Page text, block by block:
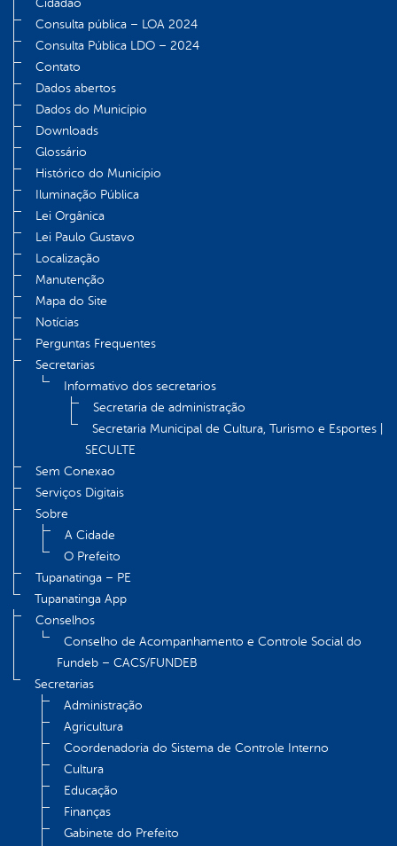
Cidadão
Consulta pública – LOA 2024
Consulta Pública LDO – 2024
Contato
Dados abertos
Dados do Município
Downloads
Glossário
Histórico do Município
Iluminação Pública
Lei Orgânica
Lei Paulo Gustavo
Localização
Manutenção
Mapa do Site
Notícias
Perguntas Frequentes
Secretarias
Informativo dos secretarios
Secretaria de administração
Secretaria Municipal de Cultura, Turismo e Esportes |
SECULTE
Sem Conexao
Serviços Digitais
Sobre
A Cidade
O Prefeito
Tupanatinga – PE
Tupanatinga App
Conselhos
Conselho de Acompanhamento e Controle Social do
Fundeb – CACS/FUNDEB
Secretarias
Administração
Agricultura
Coordenadoria do Sistema de Controle Interno
Cultura
Educação
Finanças
Gabinete do Prefeito